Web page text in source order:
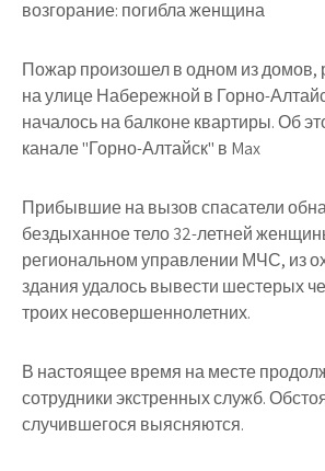
Пожар произошел в одном из
на улице Набережной в Горно-
началось на балконе квартиры. Об
канале "Горно-Алтайск" в Max
Прибывшие на вызов спасатели
бездыханное тело 32-летней
региональном управлении МЧС, из
здания удалось вывести шестерых
троих несовершеннолетних.
В настоящее время на месте
сотрудники экстренных служб.
случившегося выясняются.